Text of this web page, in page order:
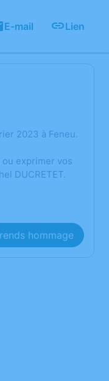
E-mail Lien
2023 à Feneu.
exprimer vos
DUCRETET.
hommage